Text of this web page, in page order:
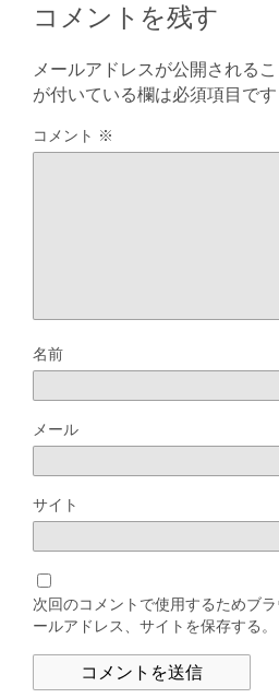
コメントを残す
メールアドレスが公開されるこ
が付いている欄は必須項目です
コメント ※
名前
メール
サイト
次回のコメントで使用するためブ
ールアドレス、サイトを保存する。